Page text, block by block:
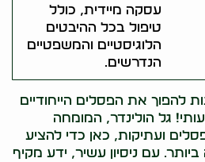
עסקה מיידית, כולל
טיפול בכל ההיבטים
הלוגיסטיים והמשפטיים
הנדרשים.
להפוך את הפסלים הייחודיים
גל הולינדר, המומחה
ועתיקות, כאן כדי להציע
עם ניסיון עשיר, ידע מקיף